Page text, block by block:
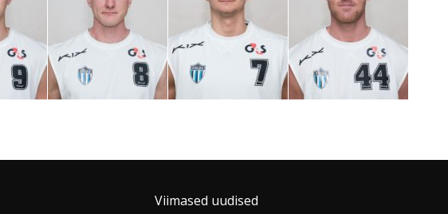
Viimased uudised